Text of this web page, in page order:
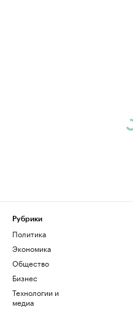
Рубрики
Политика
Экономика
Общество
Бизнес
Технологии и
медиа